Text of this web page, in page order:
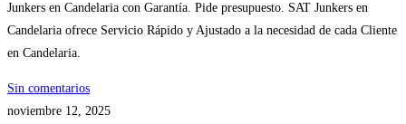
Junkers en Candelaria con Garantía. Pide presupuesto. SAT Junkers en
Candelaria ofrece Servicio Rápido y Ajustado a la necesidad de cada Cliente
en Candelaria.
Sin comentarios
noviembre 12, 2025